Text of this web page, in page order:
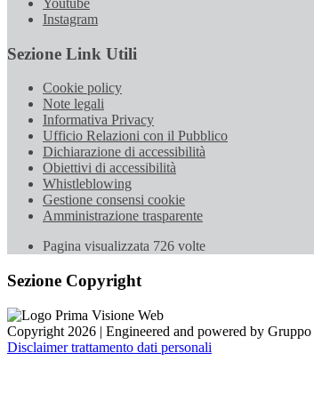
Youtube
Instagram
Sezione Link Utili
Cookie policy
Note legali
Informativa Privacy
Ufficio Relazioni con il Pubblico
Dichiarazione di accessibilità
Obiettivi di accessibilità
Whistleblowing
Gestione consensi cookie
Amministrazione trasparente
Pagina visualizzata 726 volte
Sezione Copyright
Copyright 2026 | Engineered and powered by
Disclaimer trattamento dati personali